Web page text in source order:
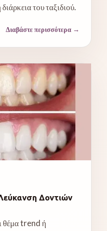
του ταξιδιού.
Διαβάστε περισσότερα →
Δοντιών
θέμα trend ή